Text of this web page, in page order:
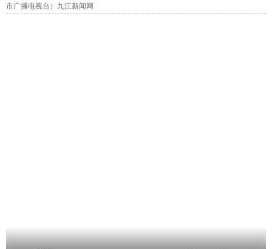
市广播电视台）九江新闻网